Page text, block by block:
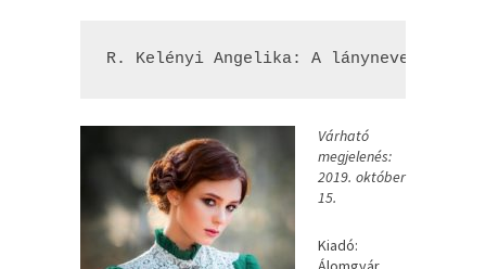
R. Kelényi Angelika: A lánynevelde 1.
Várható
megjelenés:
2019. október
15.
Kiadó: